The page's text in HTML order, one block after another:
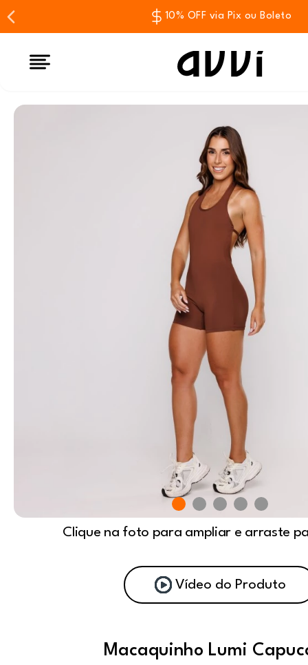
10% OFF via Pix ou Boleto
Clique na foto para ampliar e arraste
Vídeo do Produto
Macaquinho Lumi